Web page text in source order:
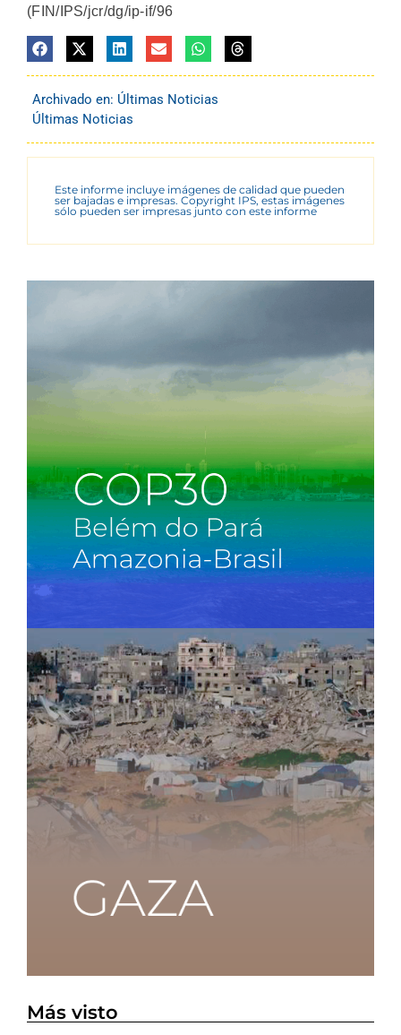
(FIN/IPS/jcr/dg/ip-if/96
Archivado en: Últimas Noticias
Últimas Noticias
Este informe incluye imágenes de calidad que pueden
ser bajadas e impresas. Copyright IPS, estas imágenes
sólo pueden ser impresas junto con este informe
Más visto